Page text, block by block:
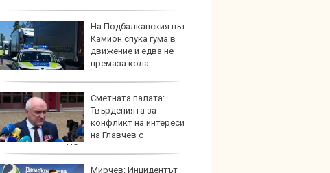
На Подбалканския път:
Камион спука гума в
движение и едва не
премаза кола
Сметната палата:
Твърденията за
конфликт на интереси
на Главчев с
възложените от НС одити са спекулативни
Мирчев: Инцидентът